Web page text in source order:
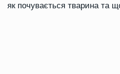
як почувається тварина та